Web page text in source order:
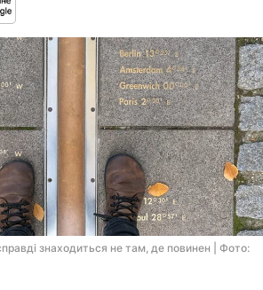
знаходиться не там, де повинен | Фото: